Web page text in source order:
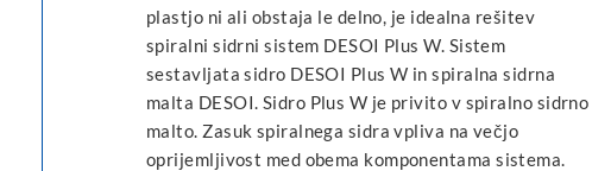
plastjo ni ali obstaja le delno, je idealna rešitev
spiralni sidrni sistem DESOI Plus W. Sistem
sestavljata sidro DESOI Plus W in spiralna sidrna
malta DESOI. Sidro Plus W je privito v spiralno sidrno
malto. Zasuk spiralnega sidra vpliva na večjo
oprijemljivost med obema komponentama sistema.